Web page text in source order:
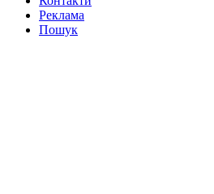
Реклама
Пошук